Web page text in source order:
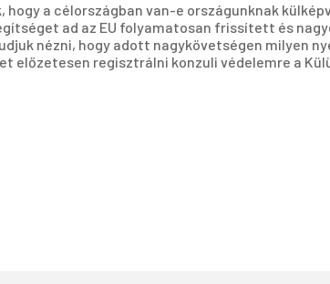
a célországban van-e országunknak
ad az EU folyamatosan frissített és
nézni, hogy adott nagykövetségen milyen
előzetesen regisztrálni konzuli védelemre a